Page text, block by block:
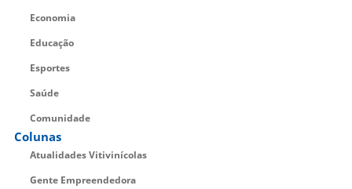
Economia
Educação
Esportes
Saúde
Comunidade
Colunas
Atualidades Vitivinícolas
Gente Empreendedora